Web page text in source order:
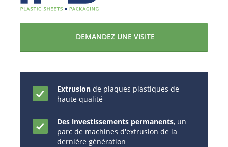
DEMANDEZ UNE VISITE
Extrusion de plaques plastiques de
haute qualité
Des investissements permanents, un
parc de machines d'extrusion de la
dernière génération